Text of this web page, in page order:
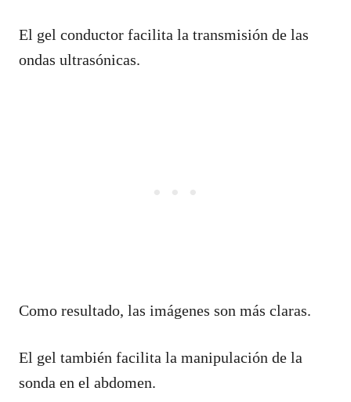
El gel conductor facilita la transmisión de las
ondas ultrasónicas.
Como resultado, las imágenes son más claras.
El gel también facilita la manipulación de la
sonda en el abdomen.